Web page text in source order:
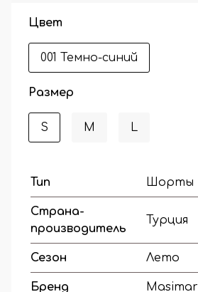
Цвет
001 Темно-синий
Размер
S M L
Тип Шорты
Страна-
производитель
Турция
Сезон Лето
Бренд Masimar